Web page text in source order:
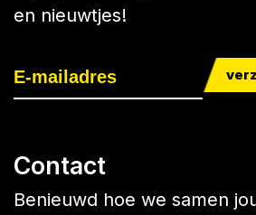
en nieuwtjes!
Contact
Benieuwd hoe we samen